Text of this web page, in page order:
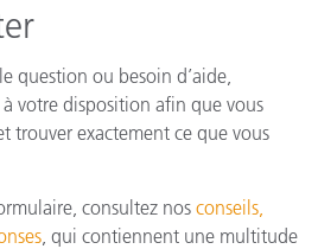
question ou besoin d’aide,
votre disposition afin que vous
trouver exactement ce que vous
consultez nos conseils,
, qui contiennent une multitude